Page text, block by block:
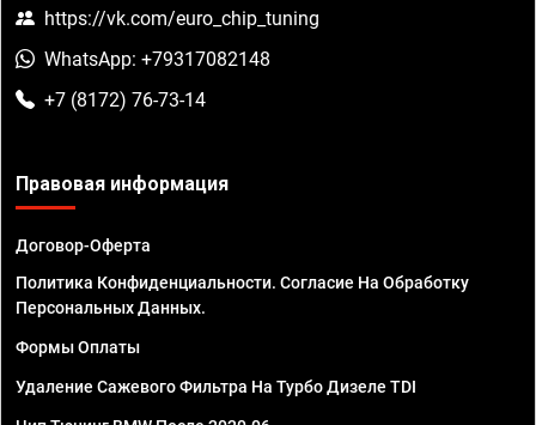
https://vk.com/euro_chip_tuning
WhatsApp: +79317082148
+7 (8172) 76-73-14
Правовая информация
Договор-Оферта
Политика Конфиденциальности. Согласие На Обработку
Персональных Данных.
Формы Оплаты
Удаление Сажевого Фильтра На Турбо Дизеле TDI